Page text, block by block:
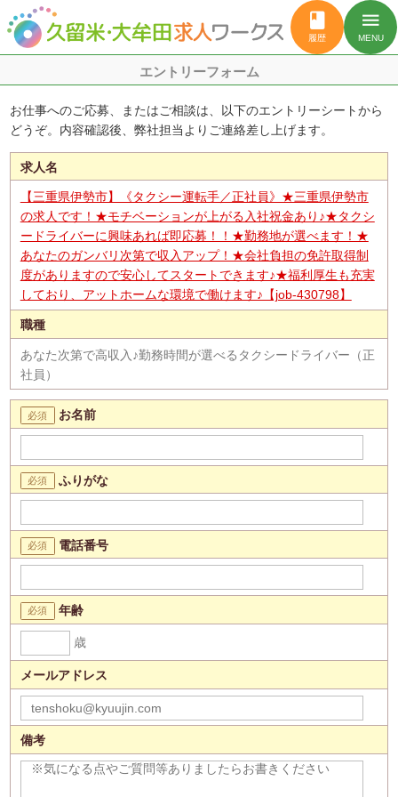
book
履歴
menu
MENU
エントリーフォーム
お仕事へのご応募、またはご相談は、以下のエントリーシートから
どうぞ。内容確認後、弊社担当よりご連絡差し上げます。
求人名
【三重県伊勢市】《タクシー運転手／正社員》★三重県伊勢市
の求人です！★モチベーションが上がる入社祝金あり♪★タクシ
ードライバーに興味あれば即応募！！★勤務地が選べます！★
あなたのガンバリ次第で収入アップ！★会社負担の免許取得制
度がありますので安心してスタートできます♪★福利厚生も充実
しており、アットホームな環境で働けます♪【job-430798】
職種
あなた次第で高収入♪勤務時間が選べるタクシードライバー（正
社員）
お名前
ふりがな
電話番号
年齢
歳
メールアドレス
備考